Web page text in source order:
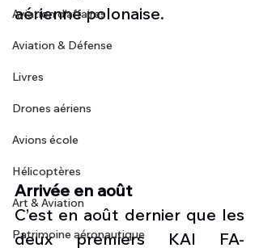
Aviation d'affaires
Aviation & Défense
Livres
Drones aériens
Avions école
Hélicoptères
Art & Aviation
Patrimoine aéronautique
aérienne polonaise.
Arrivée en août
C’est en août dernier que les
deux premiers KAI FA-